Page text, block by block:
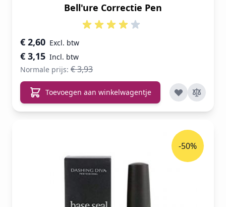
Bell'ure Correctie Pen
Speciale prijs
€ 3,15
€ 2,60
Normale prijs: € 3,93
Toevoegen aan winkelwagentje
-50%